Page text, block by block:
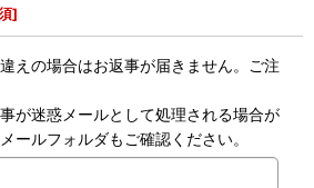
]
えの場合はお返事が届きません。ご注
が迷惑メールとして処理される場合が
ールフォルダもご確認ください。